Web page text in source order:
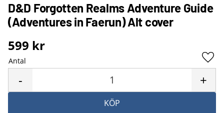
D&D Forgotten Realms Adventure Guide
(Adventures in Faerun) Alt cover
599 kr
Antal
+
-
KÖP